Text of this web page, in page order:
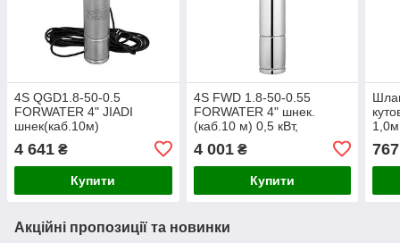
4S QGD1.8-50-0.5
FORWATER 4" JIADI
шнек(каб.10м)
0,5кВт,Н=80,Qmax=2,5м3/
год {1}
4 641 ₴
Купити
4S FWD 1.8-50-0.55
FORWATER 4" шнек.
(каб.10 м) 0,5 кВт,
Hmax=50 м,Qmax=1,8м3/
рікqu41ult)
4 001₴
Купити
767
Акційні пропозиції та новинки